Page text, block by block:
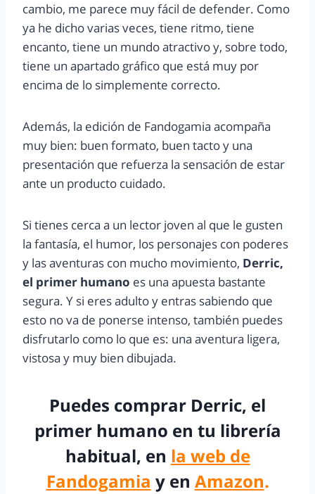
cambio, me parece muy fácil de defender. Como
ya he dicho varias veces, tiene ritmo, tiene
encanto, tiene un mundo atractivo y, sobre todo,
tiene un apartado gráfico que está muy por
encima de lo simplemente correcto.
Además, la edición de Fandogamia acompaña
muy bien: buen formato, buen tacto y una
presentación que refuerza la sensación de estar
ante un producto cuidado.
Si tienes cerca a un lector joven al que le gusten
la fantasía, el humor, los personajes con poderes
y las aventuras con mucho movimiento, Derric,
el primer humano es una apuesta bastante
segura. Y si eres adulto y entras sabiendo que
esto no va de ponerse intenso, también puedes
disfrutarlo como lo que es: una aventura ligera,
vistosa y muy bien dibujada.
Puedes comprar Derric, el
primer humano en tu librería
habitual, en la web de
Fandogamia y en Amazon.